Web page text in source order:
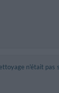
n'était pas